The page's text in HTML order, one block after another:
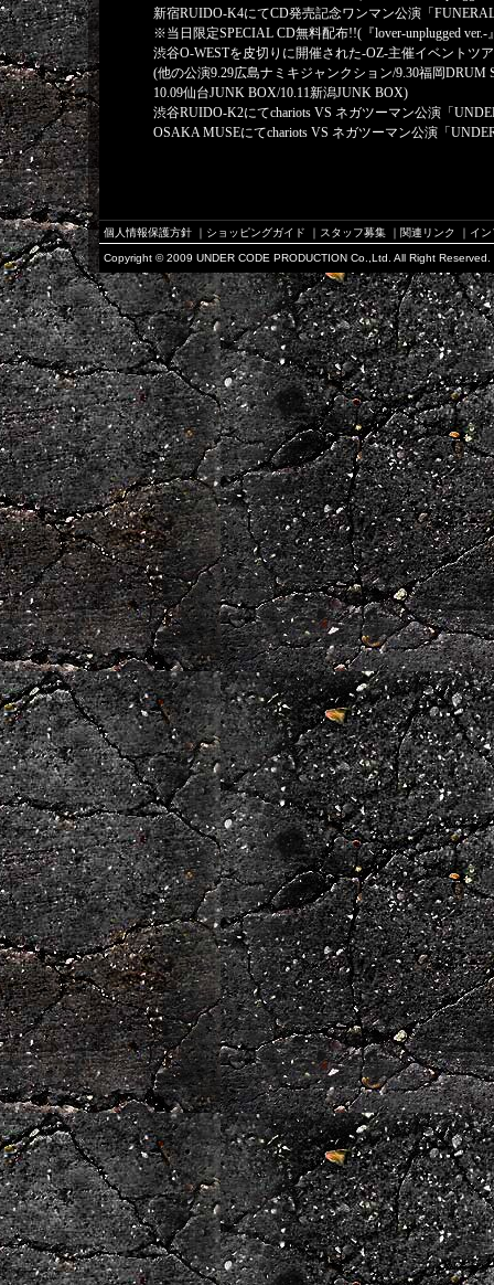
新宿RUIDO-K4にてCD発売記念ワンマン公演「
※当日限定SPECIAL CD無料配布!!(『lover-unplugged
渋谷O-WESTを皮切りに開催された-OZ-主催イベントツ
(他の公演9.29広島ナミキジャンクション/9.30福岡DRUM
10.09仙台JUNK BOX/10.11新潟JUNK BOX)
渋谷RUIDO-K2にてchariots VS ネガツーマン公演「
OSAKA MUSEにてchariots VS ネガツーマン公演「
個人情報保護方針 ｜ ショッピングガイド ｜ スタッフ募集 ｜ 関連リンク ｜ イ
Copyright © 2009 UNDER CODE PRODUCTION Co.,Ltd. All Right Reserved.